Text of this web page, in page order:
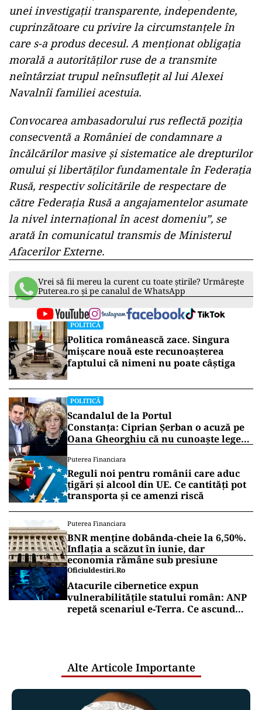
„Din dispoziția ministrului afacerilor externe
Luminița Odobescu, la 21 februarie 2024,
ambasadorul Federației Ruse la București,
Valery Kuzmin, a fost convocat la sediul
Ministerului Afacerilor Externe (MAE) în
legătură cu decesul subit în închisoare al
Reprezentantul MAE a subliniat că răspunderea
pentru moartea lui Alexei Navalnîi revine
exclusiv autorităților ruse. A evidențiat nevoia
unei investigații transparente, independente,
cuprinzătoare cu privire la circumstanțele în
care s-a produs decesul. A menționat obligația
morală a autorităților ruse de a transmite
neîntârziat trupul neînsuflețit al lui Alexei
Navalnîi familiei acestuia.
Convocarea ambasadorului rus reflectă poziția
consecventă a României de condamnare a
încălcărilor masive și sistematice ale drepturilor
omului și libertăților fundamentale în Federația
Rusă, respectiv solicitările de respectare de
către Federația Rusă a angajamentelor asumate
la nivel internațional în acest domeniu”, se
arată în comunicatul transmis de Ministerul
Afacerilor Externe.
Vrei să fii mereu la curent cu toate știrile? Urmărește
Puterea.ro și pe canalul de WhatsApp
POLITICĂ
Politica românească zace. Singura
mișcare nouă este recunoașterea
faptului că nimeni nu poate câștiga
POLITICĂ
Scandalul de la Portul
Constanța: Ciprian Șerban o acuză pe
Oana Gheorghiu că nu cunoaște legea
transporta și ce amenzi riscă
Puterea Financiara